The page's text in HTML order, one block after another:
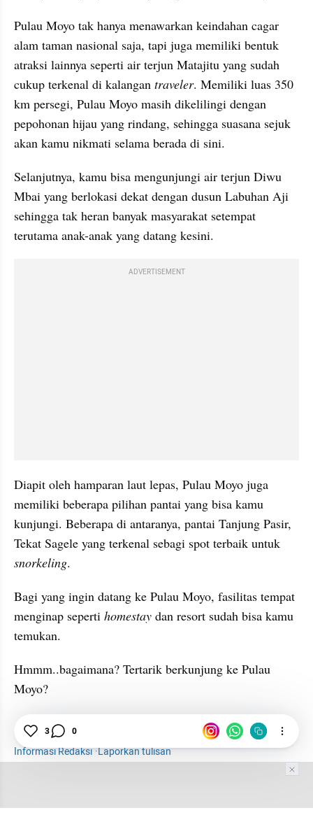
Pulau Moyo tak hanya menawarkan keindahan cagar
alam taman nasional saja, tapi juga memiliki bentuk
atraksi lainnya seperti air terjun Matajitu yang sudah
cukup terkenal di kalangan traveler. Memiliki luas 350
km persegi, Pulau Moyo masih dikelilingi dengan
pepohonan hijau yang rindang, sehingga suasana sejuk
akan kamu nikmati selama berada di sini.
Selanjutnya, kamu bisa mengunjungi air terjun Diwu
Mbai yang berlokasi dekat dengan dusun Labuhan Aji
sehingga tak heran banyak masyarakat setempat
terutama anak-anak yang datang kesini.
ADVERTISEMENT
Diapit oleh hamparan laut lepas, Pulau Moyo juga
memiliki beberapa pilihan pantai yang bisa kamu
kunjungi. Beberapa di antaranya, pantai Tanjung Pasir,
snorkeling.
Bagi yang ingin datang ke Pulau Moyo, fasilitas tempat
menginap seperti homestay dan resort sudah bisa kamu
temukan.
Hmmm..bagaimana? Tertarik berkunjung ke Pulau
Moyo?
Lifestyle
NTB
Informasi Redaksi·Laporkan tulisan
3 0